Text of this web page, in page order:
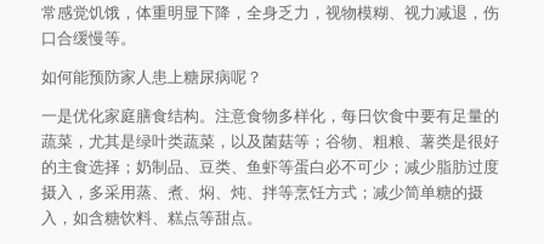
常感觉饥饿，体重明显下降，全身乏力，视物模糊、视力减退，伤
口合缓慢等。
如何能预防家人患上糖尿病呢？
一是优化家庭膳食结构。注意食物多样化，每日饮食中要有足量的
蔬菜，尤其是绿叶类蔬菜，以及菌菇等；谷物、粗粮、薯类是很好
的主食选择；奶制品、豆类、鱼虾等蛋白必不可少；减少脂肪过度
摄入，多采用蒸、煮、焖、炖、拌等烹饪方式；减少简单糖的摄
入，如含糖饮料、糕点等甜点。